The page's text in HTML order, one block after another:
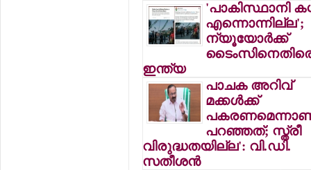
'പാകിസ്ഥാനി
എന്നൊന്നില്ല';
ന്യൂയോര്‍ക്ക്
ഇന്ത്യ
പാചക അറിവ്
മക്കള്‍ക്ക്
പറഞ്ഞത്; സ്ത്രീ
വിരുദ്ധതയില്ല': വി.ഡി.
സതീശന്‍